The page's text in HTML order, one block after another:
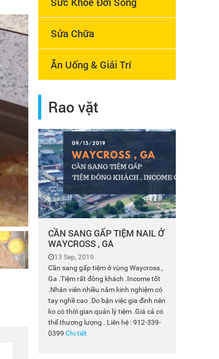
Sửa Chữa
Ăn Uống & Giải Trí
Rao vặt
CẦN SANG GẤP TIỆM NAIL Ở
WAYCROSS , GA
13 Sep, 2019
Cần sang gấp tiệm ở vùng Waycross ,
Ga .Tiệm rất đông khách .Income tốt
.Nhân viên nhiều năm kinh nghiệm có
tay nghề cao .Do bận việc gia đình nên
ko có thời gian quản lý tiệm .Giá cả có
thể thương lượng . Liên hệ : 912-339-
0399 Chi tiết